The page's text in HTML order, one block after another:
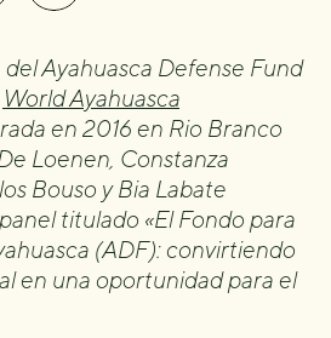
del Ayahuasca Defense Fund
World Ayahuasca
en 2016 en Rio Branco
Loenen, Constanza
Bouso y Bia Labate
titulado «El Fondo para
(ADF): convirtiendo
en una oportunidad para el